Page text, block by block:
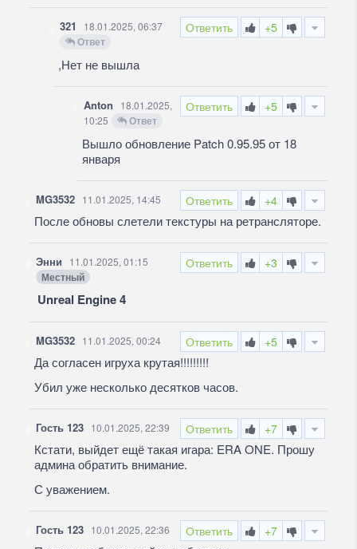
Ответить +5
321 18.01.2025, 06:37
Ответ
,Нет не вышла
Ответить +5
Anton
18.01.2025,
10:25
Ответ
Вышло обновление Patch 0.95.95 от 18
января
Ответить +4
MG3532 11.01.2025, 14:45
После обновы слетели текстуры на ретрансляторе.
Ответить +3
Энни 11.01.2025, 01:15
Местный
Unreal Engine 4
Ответить +5
MG3532 11.01.2025, 00:24
Да согласен игруха крутая!!!!!!!!!
Убил уже несколько десятков часов.
Ответить +7
Гость 123 10.01.2025, 22:39
Кстати, выйдет ещё такая игара: ERA ONE. Прошу
админа обратить внимание.
С уважением.
Ответить +7
Гость 123 10.01.2025, 22:36